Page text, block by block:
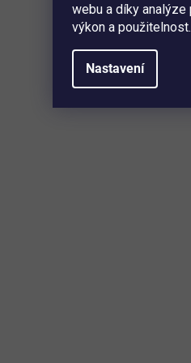
webu a díky
výkon a
Nastavení